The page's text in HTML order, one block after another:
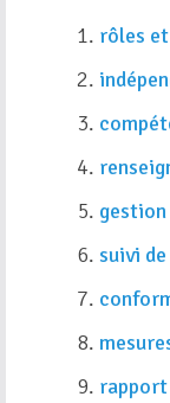
rôles
gestion
suivi